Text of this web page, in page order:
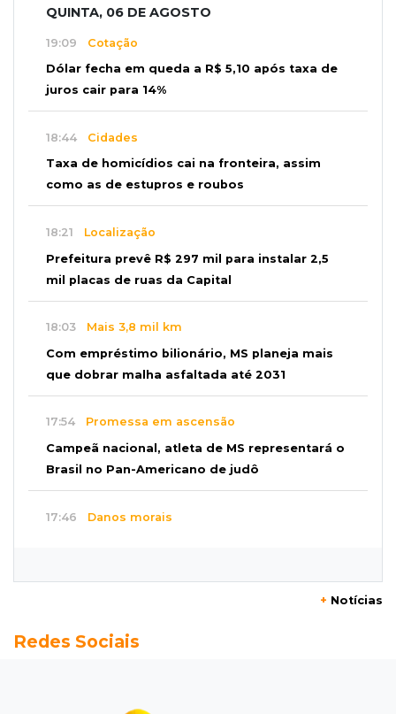
QUINTA, 06 DE AGOSTO
19:09 Cotação
Dólar fecha em queda a R$ 5,10 após taxa de
juros cair para 14%
18:44 Cidades
Taxa de homicídios cai na fronteira, assim
como as de estupros e roubos
18:21 Localização
Prefeitura prevê R$ 297 mil para instalar 2,5
mil placas de ruas da Capital
18:03 Mais 3,8 mil km
Com empréstimo bilionário, MS planeja mais
que dobrar malha asfaltada até 2031
17:54 Promessa em ascensão
Campeã nacional, atleta de MS representará o
Brasil no Pan-Americano de judô
17:46 Danos morais
Velório de Luis Pedro Scalise será no Rubens
Operação Lívia
+ Notícias
Redes Sociais